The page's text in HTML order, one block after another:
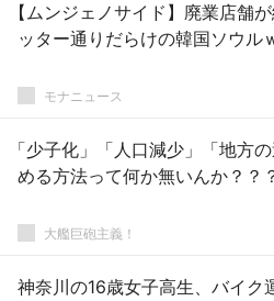
【ムンジェノサイド】廃業店舗
ッター通りだらけの韓国ソウル
モナニュース
「少子化」「人口減少」「地方
める方法って何か無いんか？？
大艦巨砲主義！
神奈川の16歳女子高生、バイク